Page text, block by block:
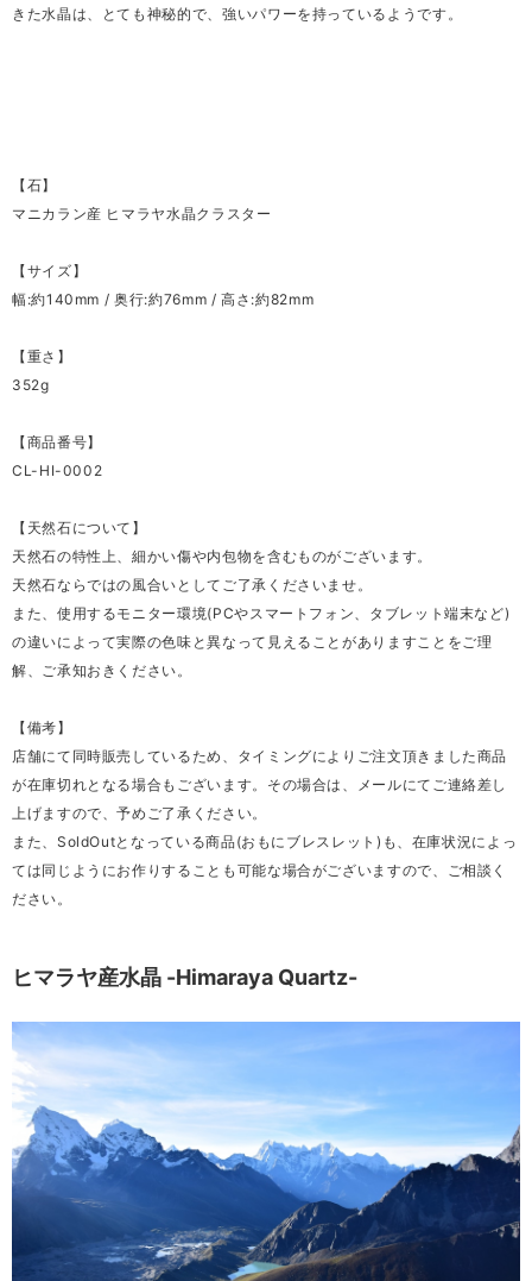
きた水晶は、とても神秘的で、強いパワーを持っているようです。
【石】
マニカラン産 ヒマラヤ水晶クラスター
【サイズ】
幅:約140mm / 奥行:約76mm / 高さ:約82mm
【重さ】
352g
【商品番号】
CL-HI-0002
【天然石について】
天然石の特性上、細かい傷や内包物を含むものがございます。
天然石ならではの風合いとしてご了承くださいませ。
また、使用するモニター環境(PCやスマートフォン、タブレット端末など)
の違いによって実際の色味と異なって見えることがありますことをご理
解、ご承知おきください。
【備考】
店舗にて同時販売しているため、タイミングによりご注文頂きました商品
が在庫切れとなる場合もございます。その場合は、メールにてご連絡差し
上げますので、予めご了承ください。
また、SoldOutとなっている商品(おもにブレスレット)も、在庫状況によっ
ては同じようにお作りすることも可能な場合がございますので、ご相談く
ださい。
ヒマラヤ産水晶 -Himaraya Quartz-